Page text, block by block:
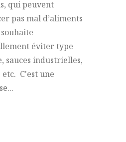
qui peuvent
pas mal d’aliments
souhaite
éviter type
sauces industrielles,
C'est une